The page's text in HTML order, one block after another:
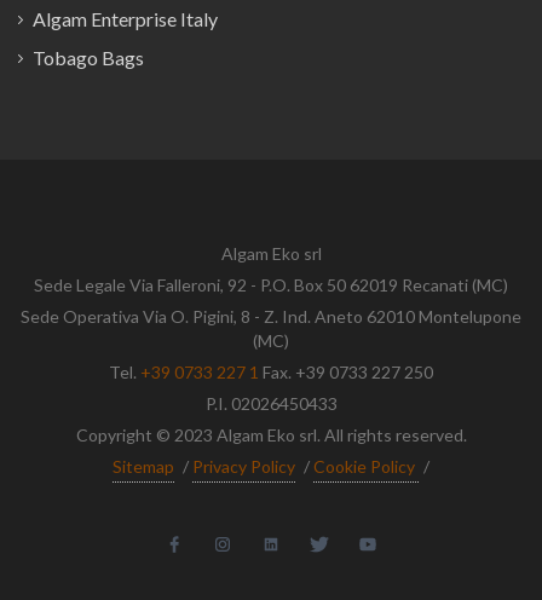
Algam Enterprise Italy
Tobago Bags
Algam Eko srl
Sede Legale Via Falleroni, 92 - P.O. Box 50 62019 Recanati (MC)
Sede Operativa Via O. Pigini, 8 - Z. Ind. Aneto 62010 Montelupone
(MC)
Tel. +39 0733 227 1 Fax. +39 0733 227 250
P.I. 02026450433
Copyright © 2023 Algam Eko srl. All rights reserved.
Sitemap / Privacy Policy / Cookie Policy /